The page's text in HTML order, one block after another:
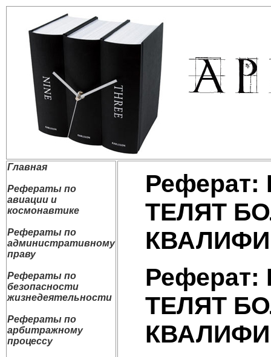
Главная
Рефераты по
авиации и
космонавтике
Рефераты по
административному
праву
Рефераты по
безопасности
жизнедеятельности
Рефераты по
арбитражному
процессу
ТЕЛЯТ
ТЕЛЯТ